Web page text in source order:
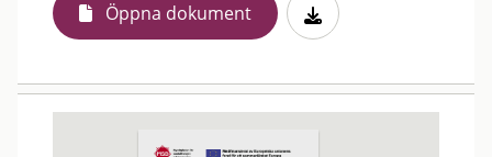
Öppna dokument